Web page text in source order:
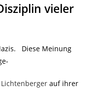
vieler
Diese Meinung
Lichtenberger auf ihrer